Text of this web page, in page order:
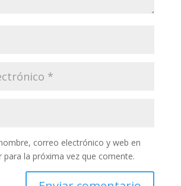
correo electrónico y web en
para la próxima vez que comente.